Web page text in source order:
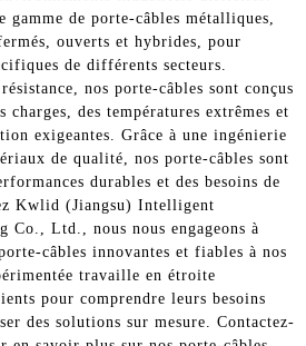
gamme de porte-câbles métalliques,
ouverts et hybrides, pour
de différents secteurs.
nos porte-câbles sont conçus
charges, des températures extrêmes et
exigeantes. Grâce à une ingénierie
de qualité, nos porte-câbles sont
durables et des besoins de
Kwlid (Jiangsu) Intelligent
Co., Ltd., nous nous engageons à
câbles innovantes et fiables à nos
travaille en étroite
pour comprendre leurs besoins
des solutions sur mesure. Contactez-